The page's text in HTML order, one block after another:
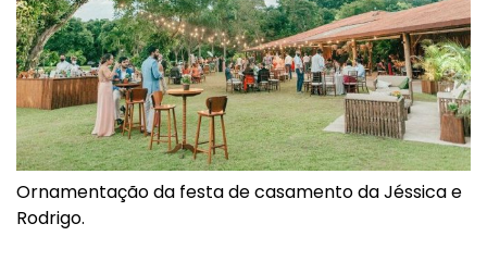
Ornamentação da festa de casamento da Jéssica e
Rodrigo.